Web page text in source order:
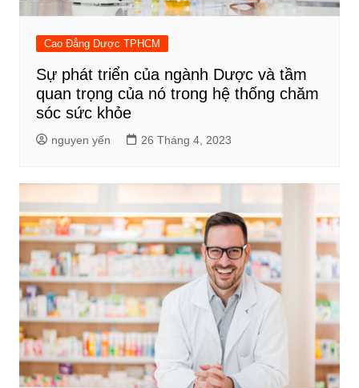
Cao Đẳng Dược TPHCM
Sự phát triển của ngành Dược và tầm
quan trọng của nó trong hệ thống chăm
sóc sức khỏe
nguyen yến 26 Tháng 4, 2023